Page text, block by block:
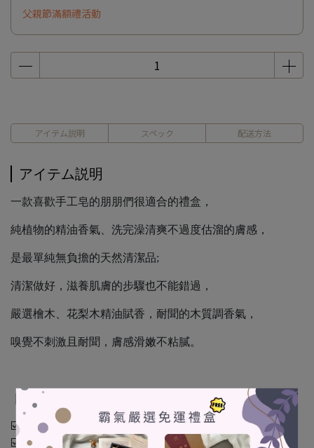
父親節滿額禮活動
アイテム説明 スペック 配送方法
アイテム説明
一款喜歡手工皂的朋朋們很適合的禮盒，
純植物的精油香氣、洗完澡清爽不過度估溜的膚感，
是最單純無負擔的天然清潔品;
清潔做好，滋養肌膚的步驟也不能錯過，
嚴選檜木、花梨木精油賦香，耐聞的木質調香氣，
嗅覺不刺激且耐聞，膚感滑嫩不粘膩。
☑️左手香平安皂｜草本香｜舒緩敏感、粗糙肌掰掰
☑️白雪松蠶絲皂｜木質香氣｜想要洗臉臉都能用